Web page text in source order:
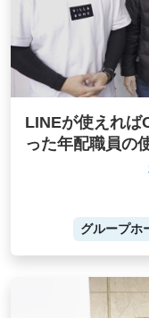
LINEが使えれば
った年配職員の
グループホ